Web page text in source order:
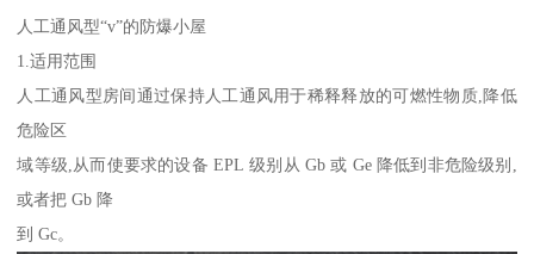
人工通风型“v”的防爆小屋
1.适用范围
人工通风型房间通过保持人工通风用于稀释释放的可燃性物质,降低
危险区
域等级,从而使要求的设备 EPL 级别从 Gb 或 Ge 降低到非危险级别,
或者把 Gb 降
到 Gc。